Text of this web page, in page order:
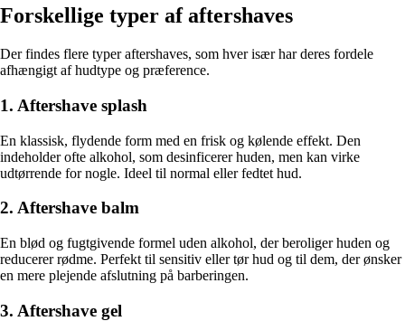
Forskellige typer af aftershaves
Der findes flere typer aftershaves, som hver især har deres fordele
afhængigt af hudtype og præference.
1. Aftershave splash
En klassisk, flydende form med en frisk og kølende effekt. Den
indeholder ofte alkohol, som desinficerer huden, men kan virke
udtørrende for nogle. Ideel til normal eller fedtet hud.
2. Aftershave balm
En blød og fugtgivende formel uden alkohol, der beroliger huden og
reducerer rødme. Perfekt til sensitiv eller tør hud og til dem, der ønsker
en mere plejende afslutning på barberingen.
3. Aftershave gel